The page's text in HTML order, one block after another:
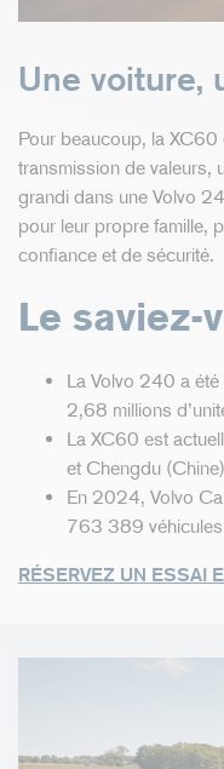
Une voiture,
Pour beaucoup, la XC60
transmission de valeurs,
grandi dans une Volvo
pour leur propre famille,
confiance et de sécurité.
Le saviez-
La Volvo 240 a
2,68 millions
La XC60 est
et Chengdu
En 2024, Volvo
763 389 véhicules
RÉSERVEZ UN ESSAI